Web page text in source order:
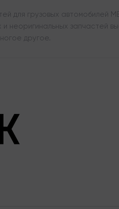
грузовых автомобилей
запчастей
другое.